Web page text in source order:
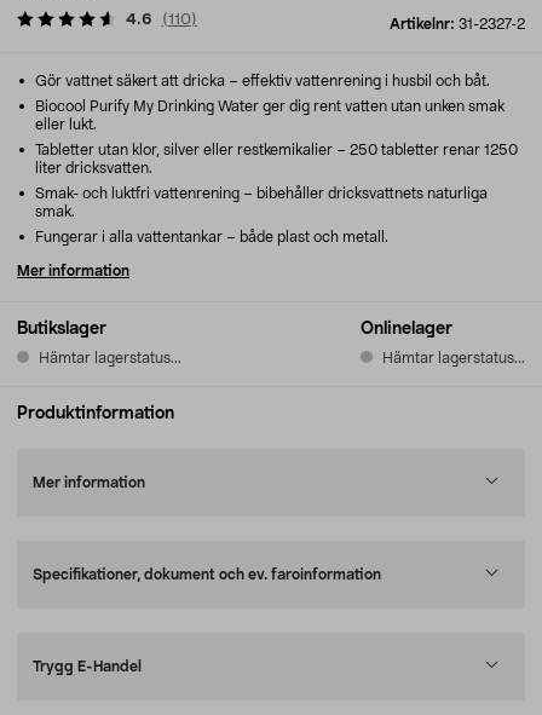
Artikelnr: 31-2327-2
4.6 (110)
Butikslager
Hämtar lagerstatus...
Onlinelager
Hämtar lagerstatus...
Gör vattnet säkert att dricka – effektiv vattenrening i husbil och båt.
Biocool Purify My Drinking Water ger dig rent vatten utan unken smak
eller lukt.
Tabletter utan klor, silver eller restkemikalier – 250 tabletter renar 1250
liter dricksvatten.
Smak- och luktfri vattenrening – bibehåller dricksvattnets naturliga
smak.
Fungerar i alla vattentankar – både plast och metall.
Mer information
Produktinformation
Mer information
Specifikationer, dokument och ev. faroinformation
Trygg E-Handel